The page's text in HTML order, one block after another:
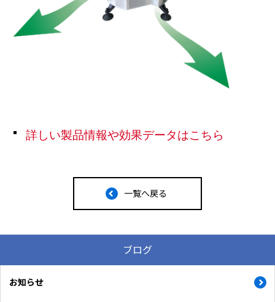
詳しい製品情報や効果データはこちら
一覧へ戻る
ブログ
お知らせ